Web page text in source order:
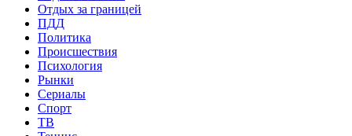
Отдых за границей
ПДД
Политика
Происшествия
Психология
Рынки
Сериалы
Спорт
ТВ